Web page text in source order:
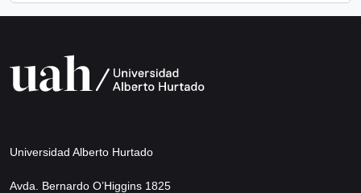
Universidad Alberto Hurtado
Avda. Bernardo O’Higgins 1825